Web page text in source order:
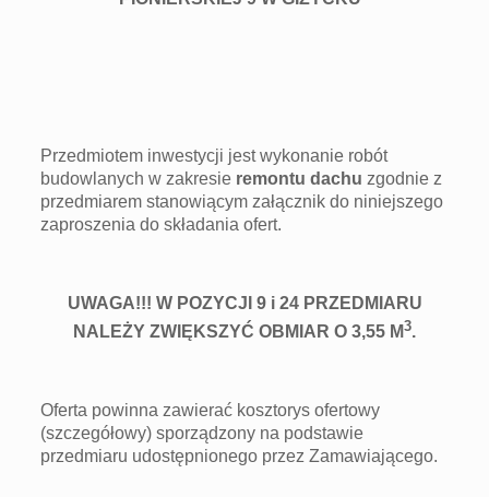
Przedmiotem inwestycji jest wykonanie robót
budowlanych w zakresie remontu dachu zgodnie z
przedmiarem stanowiącym załącznik do niniejszego
zaproszenia do składania ofert.
UWAGA!!! W POZYCJI 9 i 24 PRZEDMIARU
NALEŻY ZWIĘKSZYĆ OBMIAR O 3,55 M3.
Oferta powinna zawierać kosztorys ofertowy
(szczegółowy) sporządzony na podstawie
przedmiaru udostępnionego przez Zamawiającego.